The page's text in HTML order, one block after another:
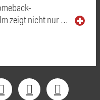
zeigt nicht nur …